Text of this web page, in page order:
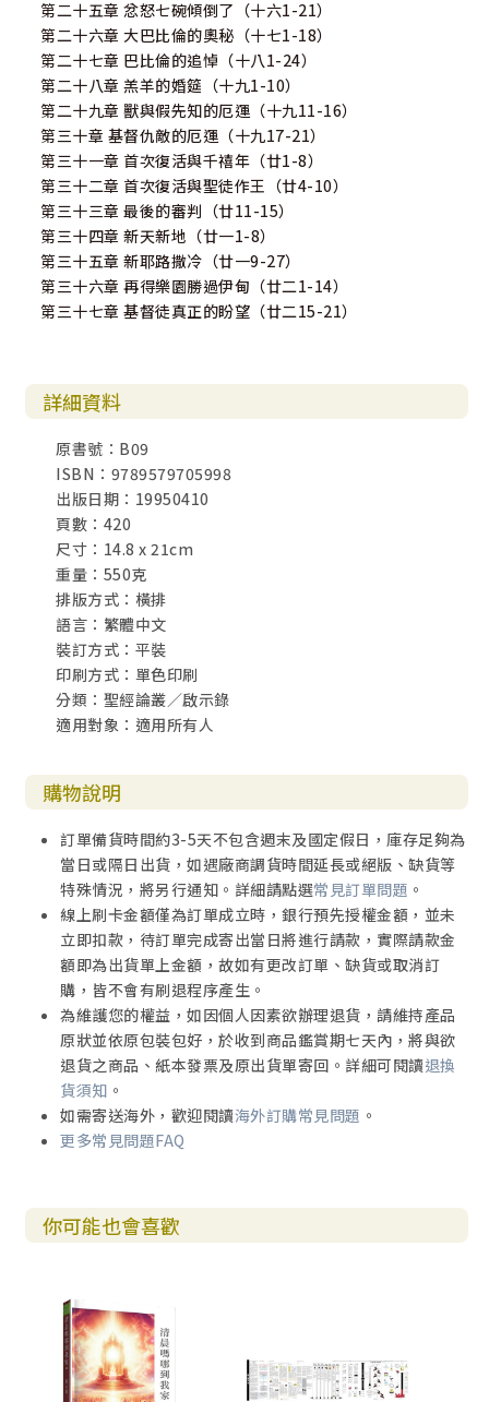
第二十五章 忿怒七碗傾倒了（十六1-21）
第二十六章 大巴比倫的奧秘（十七1-18）
第二十七章 巴比倫的追悼（十八1-24）
第二十八章 羔羊的婚筵（十九1-10）
第二十九章 獸與假先知的厄運（十九11-16）
第三十章 基督仇敵的厄運（十九17-21）
第三十一章 首次復活與千禧年（廿1-8）
第三十二章 首次復活與聖徒作王（廿4-10）
第三十三章 最後的審判（廿11-15）
第三十四章 新天新地（廿一1-8）
第三十五章 新耶路撒冷（廿一9-27）
第三十六章 再得樂園勝過伊甸（廿二1-14）
第三十七章 基督徒真正的盼望（廿二15-21）
詳細資料
原書號：B09
ISBN：9789579705998
出版日期：19950410
頁數：420
尺寸：14.8 x 21cm
重量：550克
排版方式：橫排
語言：繁體中文
裝訂方式：平裝
印刷方式：單色印刷
分類：聖經論叢／啟示錄
適用對象：適用所有人
購物說明
訂單備貨時間約3-5天不包含週末及國定假日，庫存足夠為
當日或隔日出貨，如遇廠商調貨時間延長或絕版、缺貨等
特殊情況，將另行通知。詳細請點選常見訂單問題 。
線上刷卡金額僅為訂單成立時，銀行預先授權金額，並未
立即扣款，待訂單完成寄出當日將進行請款，實際請款金
額即為出貨單上金額，故如有更改訂單、缺貨或取消訂
購，皆不會有刷退程序產生。
為維護您的權益，如因個人因素欲辦理退貨，請維持產品
原狀並依原包裝包好，於收到商品鑑賞期七天內，將與欲
退貨之商品、紙本發票及原出貨單寄回。詳細可閱讀退換
貨須知 。
如需寄送海外，歡迎閱讀海外訂購常見問題 。
更多常見問題FAQ
你可能也會喜歡